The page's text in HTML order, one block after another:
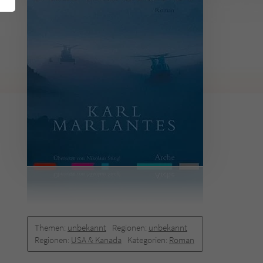
Themen: unbekannt Regionen: unbekannt
Regionen: USA & Kanada Kategorien: Roman